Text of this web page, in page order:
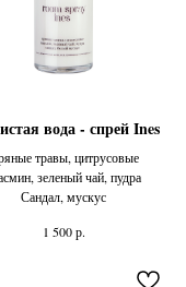
вода - спрей Ines
травы, цитрусовые
зеленый чай, пудра
Сандал, мускус
1 500 р.